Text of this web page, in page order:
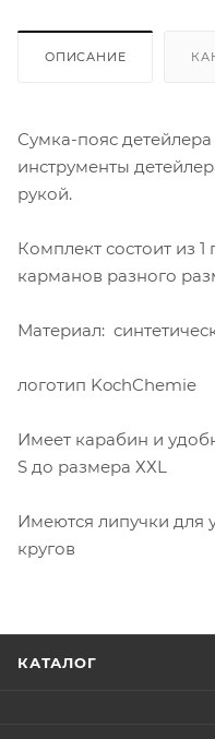
ОПИСАНИЕ
Сумка-пояс
инструменты
рукой.
Комплект состоит из
карманов разного
Материал:
логотип KochChemie
Имеет карабин и
S до размера ХХL
Имеются липучки для
кругов
КАТАЛОГ